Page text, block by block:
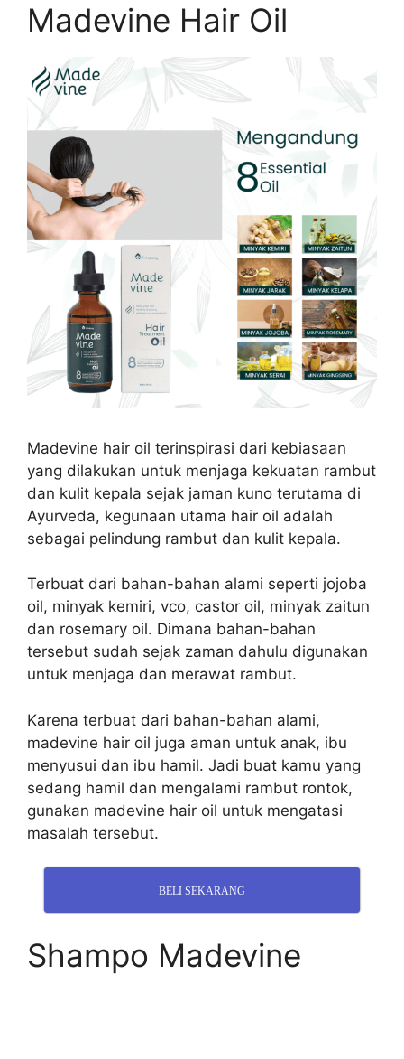
Madevine Hair Oil
Madevine hair oil terinspirasi dari kebiasaan
yang dilakukan untuk menjaga kekuatan rambut
dan kulit kepala sejak jaman kuno terutama di
Ayurveda, kegunaan utama hair oil adalah
sebagai pelindung rambut dan kulit kepala.
Terbuat dari bahan-bahan alami seperti jojoba
oil, minyak kemiri, vco, castor oil, minyak zaitun
dan rosemary oil. Dimana bahan-bahan
tersebut sudah sejak zaman dahulu digunakan
untuk menjaga dan merawat rambut.
Karena terbuat dari bahan-bahan alami,
madevine hair oil juga aman untuk anak, ibu
menyusui dan ibu hamil. Jadi buat kamu yang
sedang hamil dan mengalami rambut rontok,
gunakan madevine hair oil untuk mengatasi
masalah tersebut.
BELI SEKARANG
Shampo Madevine